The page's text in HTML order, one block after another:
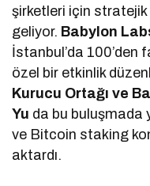
şirketleri için stratejik
geliyor. Babylon
İstanbul’da 100’den
özel bir etkinlik
Kurucu Ortağı ve
Yu da bu buluşmada
ve Bitcoin staking
aktardı.